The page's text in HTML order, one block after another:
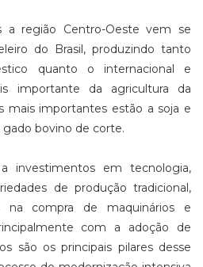
a região Centro-Oeste vem se
do Brasil, produzindo tanto
quanto o internacional e
importante da agricultura da
mais importantes estão a soja e
bovino de corte.
investimentos em tecnologia,
de produção tradicional,
na compra de maquinários e
com a adoção de
são os principais pilares desse